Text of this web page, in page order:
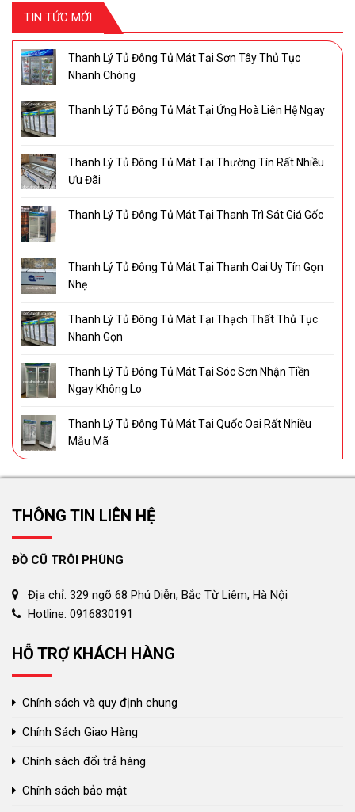
TIN TỨC MỚI
Thanh Lý Tủ Đông Tủ Mát Tại Sơn Tây Thủ Tục
Nhanh Chóng
Thanh Lý Tủ Đông Tủ Mát Tại Ứng Hoà Liên Hệ Ngay
Thanh Lý Tủ Đông Tủ Mát Tại Thường Tín Rất Nhiều
Ưu Đãi
Thanh Lý Tủ Đông Tủ Mát Tại Thanh Trì Sát Giá Gốc
Thanh Lý Tủ Đông Tủ Mát Tại Thanh Oai Uy Tín Gọn
Nhẹ
Thanh Lý Tủ Đông Tủ Mát Tại Thạch Thất Thủ Tục
Nhanh Gọn
Thanh Lý Tủ Đông Tủ Mát Tại Sóc Sơn Nhận Tiền
Ngay Không Lo
Thanh Lý Tủ Đông Tủ Mát Tại Quốc Oai Rất Nhiều
Mẫu Mã
THÔNG TIN LIÊN HỆ
ĐỒ CŨ TRÔI PHÙNG
Địa chỉ: 329 ngõ 68 Phú Diễn, Bắc Từ Liêm, Hà Nội
Hotline: 0916830191
HỖ TRỢ KHÁCH HÀNG
Chính sách và quy định chung
Chính Sách Giao Hàng
Chính sách đổi trả hàng
Chính sách bảo mật